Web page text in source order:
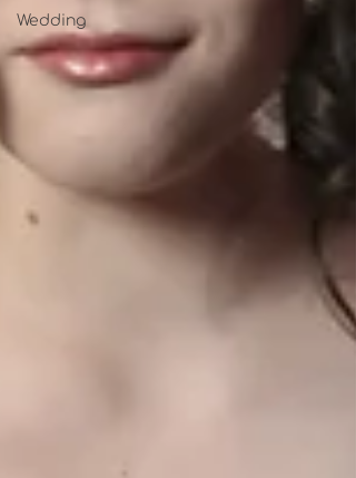
Wedding